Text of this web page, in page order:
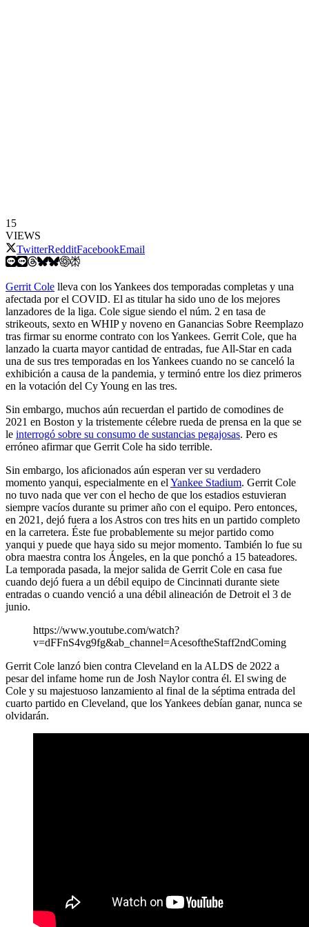
15
VIEWS
TwitterRedditFacebookEmail
Gerrit Cole lleva con los Yankees dos temporadas completas y una
afectada por el COVID. El as titular ha sido uno de los mejores
lanzadores de la liga. Cole sigue siendo el núm. 2 en tasa de
strikeouts, sexto en WHIP y noveno en Ganancias Sobre Reemplazo
tras firmar su enorme contrato con los Yankees. Gerrit Cole, que ha
lanzado la cuarta mayor cantidad de entradas, fue All-Star en cada
una de sus tres temporadas en los Yankees cuando no se canceló la
exhibición a causa de la pandemia, y terminó entre los diez primeros
en la votación del Cy Young en las tres.
Sin embargo, muchos aún recuerdan el partido de comodines de
2021 en Boston y la tristemente célebre rueda de prensa en la que se
le interrogó sobre su consumo de sustancias pegajosas. Pero es
erróneo afirmar que Gerrit Cole ha sido terrible.
Sin embargo, los aficionados aún esperan ver su verdadero
momento yanqui, especialmente en el Yankee Stadium. Gerrit Cole
no tuvo nada que ver con el hecho de que los estadios estuvieran
siempre vacíos durante su primer año con el equipo. Pero entonces,
en 2021, dejó fuera a los Astros con tres hits en un partido completo
en la carretera. Éste fue probablemente su mejor partido como
yanqui y puede que haya sido su mejor momento. También lo fue su
obra maestra contra los Ángeles, en la que ponchó a 15 bateadores.
La temporada pasada, la mejor salida de Gerrit Cole en casa fue
cuando dejó fuera a un débil equipo de Cincinnati durante siete
entradas o cuando venció a una débil alineación de Detroit el 3 de
junio.
https://www.youtube.com/watch?
v=dFFnS4vg9fg&ab_channel=AcesoftheStaff2ndComing
Gerrit Cole lanzó bien contra Cleveland en la ALDS de 2022 a
pesar del infame home run de Josh Naylor contra él. El swing de
Cole y su majestuoso lanzamiento al final de la séptima entrada del
cuarto partido en Cleveland, que los Yankees debían ganar, nunca se
olvidarán.